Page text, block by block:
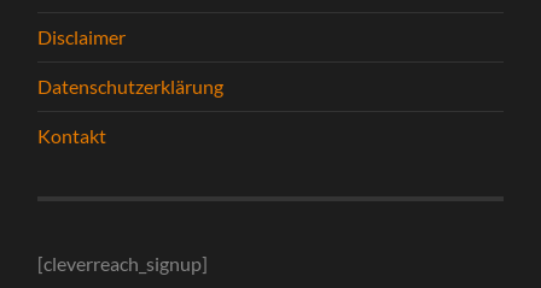
Disclaimer
Datenschutzerklärung
Kontakt
[cleverreach_signup]